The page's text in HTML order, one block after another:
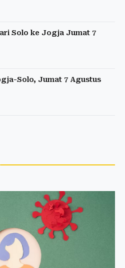
Solo ke Jogja Jumat 7
Solo, Jumat 7 Agustus